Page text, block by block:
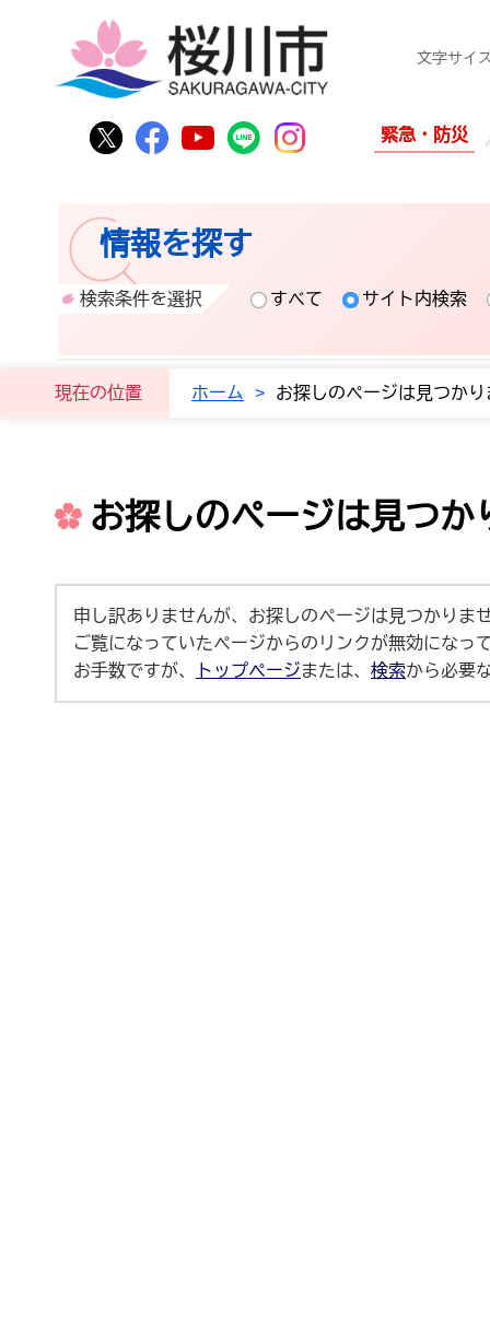
桜川市公式Twitter
桜川市公式Facebook
桜川市公式YouTube
桜川市公式LINE
Instagram
文字サイ
緊急・防災
情報を探す
検索条件を選択 すべて サイト内検索
現在の位置 ホーム > お探しのページは見つか
お探しのページは見つか
申し訳ありませんが、お探しのページは見つかりま
ご覧になっていたページからのリンクが無効になっ
お手数ですが、
トップページまたは、 検索から必要